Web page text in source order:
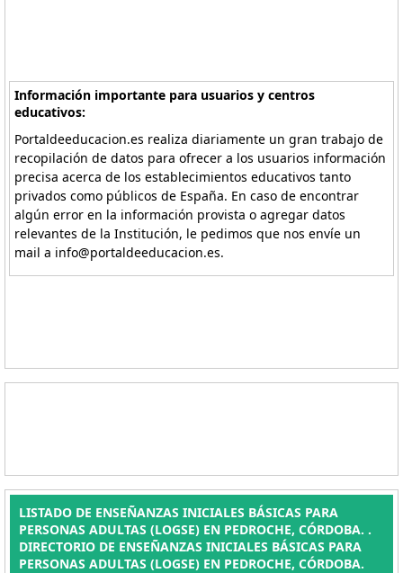
Información importante para usuarios y centros
educativos:
Portaldeeducacion.es realiza diariamente un gran trabajo de
recopilación de datos para ofrecer a los usuarios información
precisa acerca de los establecimientos educativos tanto
privados como públicos de España. En caso de encontrar
algún error en la información provista o agregar datos
relevantes de la Institución, le pedimos que nos envíe un
mail a info@portaldeeducacion.es.
LISTADO DE ENSEÑANZAS INICIALES BÁSICAS PARA
PERSONAS ADULTAS (LOGSE) EN PEDROCHE, CÓRDOBA. .
DIRECTORIO DE ENSEÑANZAS INICIALES BÁSICAS PARA
PERSONAS ADULTAS (LOGSE) EN PEDROCHE, CÓRDOBA.